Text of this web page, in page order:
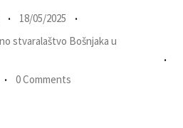
18/05/2025
stvaralaštvo Bošnjaka u
0 Comments